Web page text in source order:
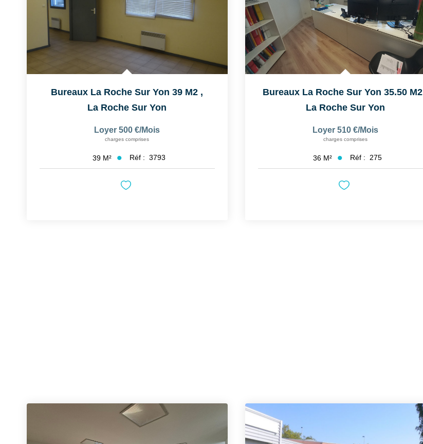
Bureaux La Roche Sur Yon 39 M2 ,
La Roche Sur Yon
Loyer 500 €/mois
charges comprises
39 M² Réf : 3793
Bureaux La Roche Sur Yon 35.50 M2
La Roche Sur Yon
Loyer 510 €/mois
charges comprises
36 M² Réf : 275